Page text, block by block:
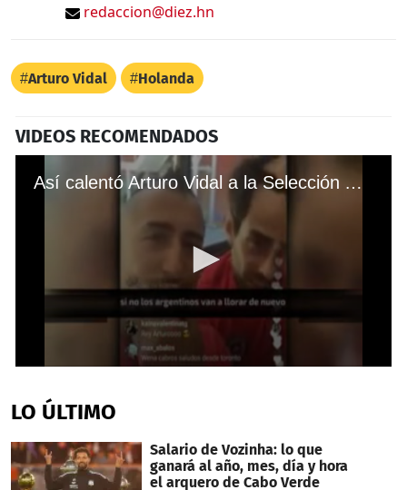
redaccion@diez.hn
Arturo Vidal Holanda
VIDEOS RECOMENDADOS
Así calentó Arturo Vidal a la Selección Argentina
of
45
LO ÚLTIMO
Salario de Vozinha: lo que
ganará al año, mes, día y hora
el arquero de Cabo Verde